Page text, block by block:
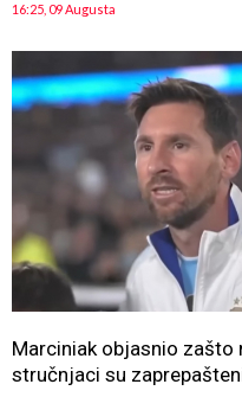
16:25, 09 Augusta
Marciniak objasnio zašto
stručnjaci su